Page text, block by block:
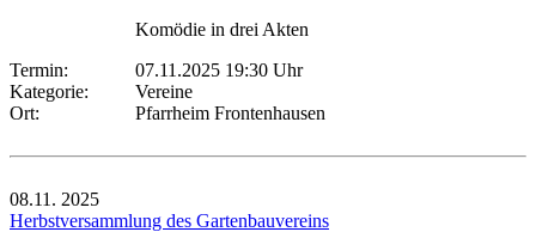
Komödie in drei Akten
Termin:
07.11.2025 19:30 Uhr
Kategorie:
Vereine
Ort:
Pfarrheim Frontenhausen
08.11. 2025
Herbstversammlung des Gartenbauvereins